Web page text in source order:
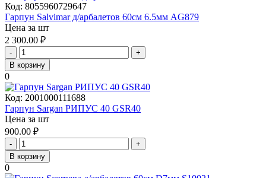
Код: 8055960729647
Гарпун Salvimar д/арбалетов 60см 6.5мм AG879
Цена за шт
2 300.00 ₽
-
+
В корзину
0
Код: 2001000111688
Гарпун Sargan РИПУС 40 GSR40
Цена за шт
900.00 ₽
-
+
В корзину
0